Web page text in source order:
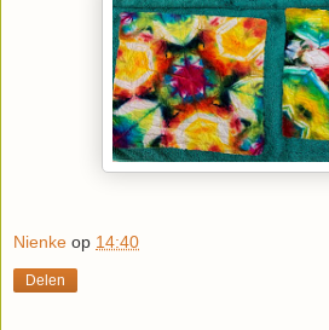
Nienke op 14:40
Delen